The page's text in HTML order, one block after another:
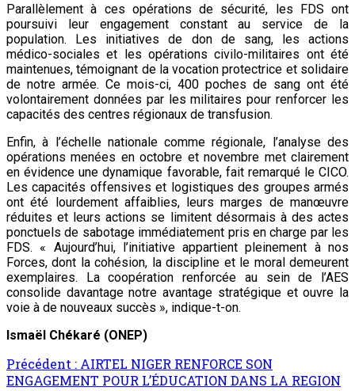
Parallèlement à ces opérations de sécurité, les FDS ont
poursuivi leur engagement constant au service de la
population. Les initiatives de don de sang, les actions
médico-sociales et les opérations civilo-militaires ont été
maintenues, témoignant de la vocation protectrice et solidaire
de notre armée. Ce mois-ci, 400 poches de sang ont été
volontairement données par les militaires pour renforcer les
capacités des centres régionaux de transfusion.
Enfin, à l’échelle nationale comme régionale, l’analyse des
opérations menées en octobre et novembre met clairement
en évidence une dynamique favorable, fait remarqué le CICO.
Les capacités offensives et logistiques des groupes armés
ont été lourdement affaiblies, leurs marges de manœuvre
réduites et leurs actions se limitent désormais à des actes
ponctuels de sabotage immédiatement pris en charge par les
FDS. « Aujourd’hui, l’initiative appartient pleinement à nos
Forces, dont la cohésion, la discipline et le moral demeurent
exemplaires. La coopération renforcée au sein de l’AES
consolide davantage notre avantage stratégique et ouvre la
voie à de nouveaux succès », indique-t-on.
Ismaël Chékaré (ONEP)
Précédent : AIRTEL NIGER RENFORCE SON
ENGAGEMENT POUR L’ÉDUCATION DANS LA REGION